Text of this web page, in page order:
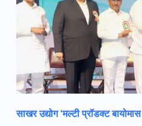
साखर उद्योग ‘मल्टी प्रॉडक्ट